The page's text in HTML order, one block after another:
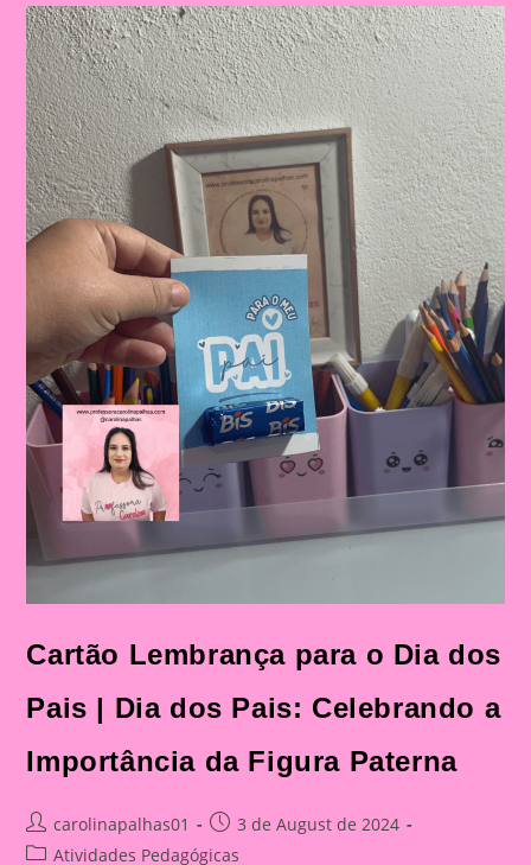
Dia
Dos
Pais:
Celebração
E
Aprendizado
Na
Educação
Infantil
E
Fundamental
Cartão Lembrança para o Dia dos
Pais | Dia dos Pais: Celebrando a
Importância da Figura Paterna
Post
author:
carolinapalhas01
Post
published:
3 de August de 2024
PostAtividades Pedagógicas